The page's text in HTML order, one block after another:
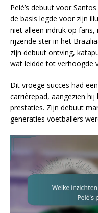
Pelé’s debuut voor
de basis legde voor zijn
niet alleen indruk op
rijzende ster in het
zijn debuut ontving,
wat leidde tot verhoogde
Dit vroege succes had
carrièrepad, aangezien
prestaties. Zijn debuut
generaties voetballers